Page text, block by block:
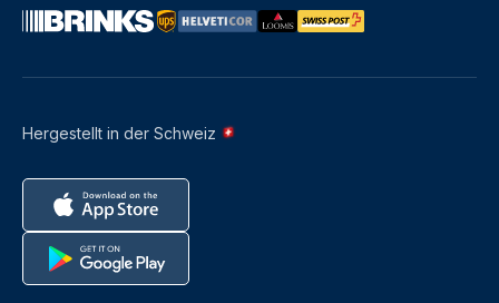
Hergestellt in der Schweiz